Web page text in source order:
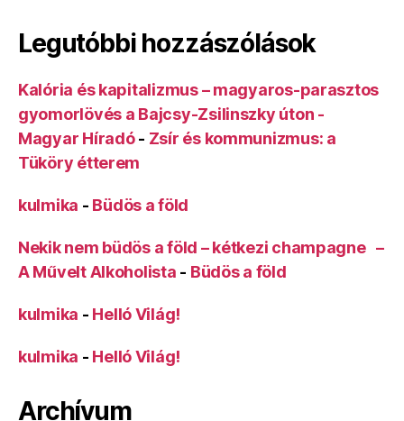
Legutóbbi hozzászólások
Kalória és kapitalizmus – magyaros-parasztos
gyomorlövés a Bajcsy-Zsilinszky úton -
Magyar Híradó- Zsír és kommunizmus: a
Tüköry étterem
kulmika - Büdös a föld
Nekik nem büdös a föld – kétkezi champagne –
A Művelt Alkoholista - Büdös a föld
kulmika - Helló Világ!
kulmika - Helló Világ!
Archívum